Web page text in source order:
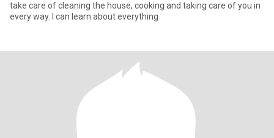
take care of cleaning the house, cooking and taking care of you in
every way. I can learn about everything